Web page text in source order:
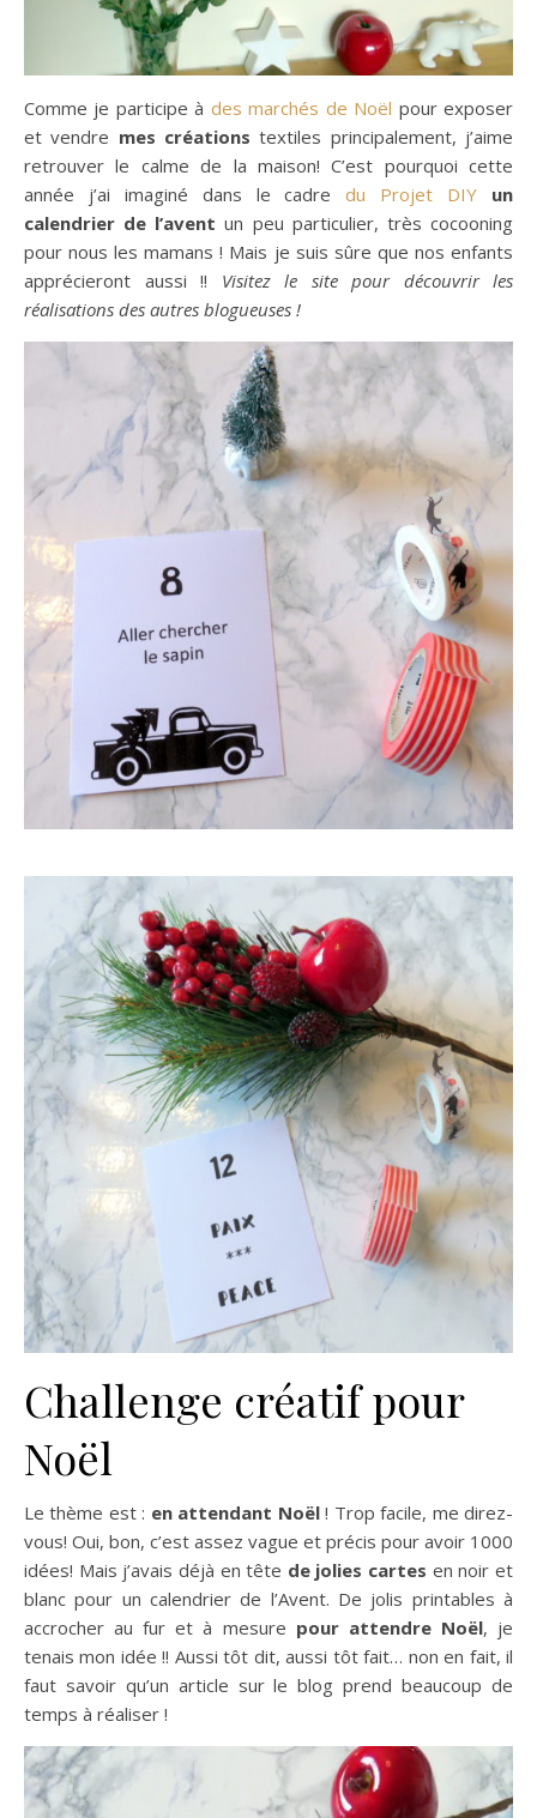
Comme je participe à des marchés de Noël pour exposer
et vendre mes créations textiles principalement, j’aime
retrouver le calme de la maison! C’est pourquoi cette
année j’ai imaginé dans le cadredu Projet DIY
un
calendrier de l’avent un peu particulier, très cocooning
pour nous les mamans ! Mais je suis sûre que nos enfants
apprécieront aussi !! Visitez le site pour découvrir les
réalisations des autres blogueuses !
Challenge créatif pour
Noël
Le thème est : en attendant Noël! Trop facile, me direz-
vous! Oui, bon, c’est assez vague et précis pour avoir 1000
idées! Mais j’avais déjà en tête de jolies cartes en noir et
blanc pour un calendrier de l’Avent. De jolis printables à
accrocher au fur et à mesure pour attendre Noël, je
tenais mon idée !! Aussi tôt dit, aussi tôt fait… non en fait, il
faut savoir qu’un article sur le blog prend beaucoup de
temps à réaliser !